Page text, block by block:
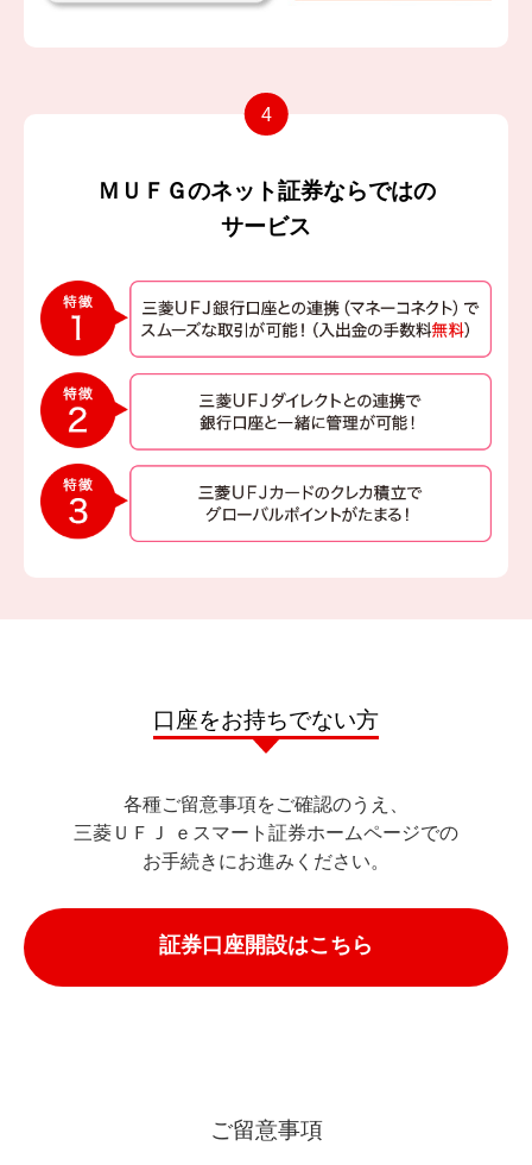
ＭＵＦＧのネット証券ならではの
サービス
口座をお持ちでない方
各種ご留意事項をご確認のうえ、
三菱ＵＦＪ ｅスマート証券ホームページでの
お手続きにお進みください。
ご留意事項